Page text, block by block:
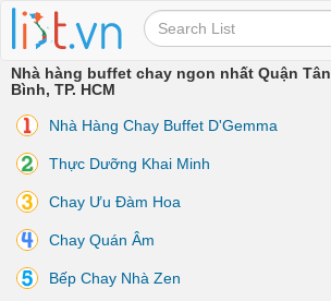
Nhà hàng buffet chay ngon nhất Quận Tân
Bình, TP. HCM
Nhà Hàng Chay Buffet D'Gemma
Thực Dưỡng Khai Minh
Chay Ưu Đàm Hoa
Chay Quán Âm
Bếp Chay Nhà Zen